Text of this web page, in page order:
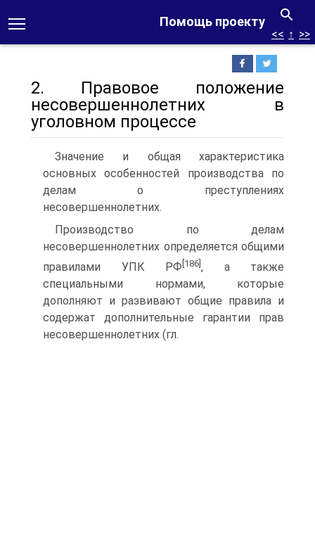
Помощь проекту
<< ↑ >>
2. Правовое положение
несовершеннолетних в
уголовном процессе
Значение и общая характеристика
основных особенностей производства по
делам о преступлениях
несовершеннолетних.
Производство по делам
несовершеннолетних определяется общими
правилами УПК РФ [186] , а также
специальными нормами, которые
дополняют и развивают общие правила и
содержат дополнительные гарантии прав
несовершеннолетних (гл.